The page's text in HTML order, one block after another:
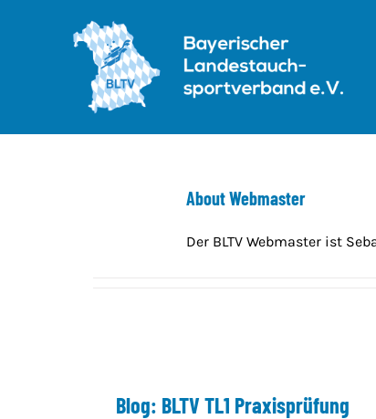
AboutWebmaster
Der BLTV Webmaster ist
Blog: BLTV TL1 Praxisprüfung